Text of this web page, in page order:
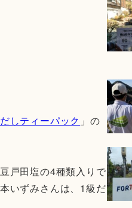
しティーパック 」の
戸田塩の4種類入りで
いずみさんは、1級だ